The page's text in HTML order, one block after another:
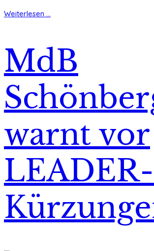
Weiterlesen ...
MdB
warnt vor
LEADER-